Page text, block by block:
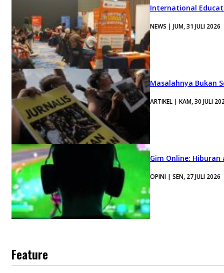
International
NEWS | JUM, 31 JULI 2026
Masalahnya Bukan
ARTIKEL | KAM, 30 JULI
Gim Online:
OPINI | SEN, 27 JULI 2026
Feature